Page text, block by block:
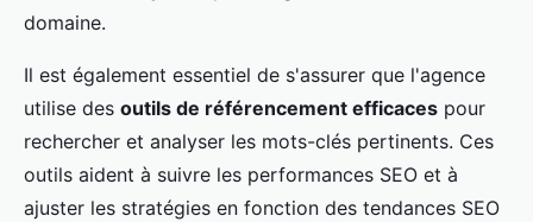
domaine.
Il est également essentiel de s'assurer que l'agence
utilise des outils de référencement efficaces pour
rechercher et analyser les mots-clés pertinents. Ces
outils aident à suivre les performances SEO et à
ajuster les stratégies en fonction des tendances SEO